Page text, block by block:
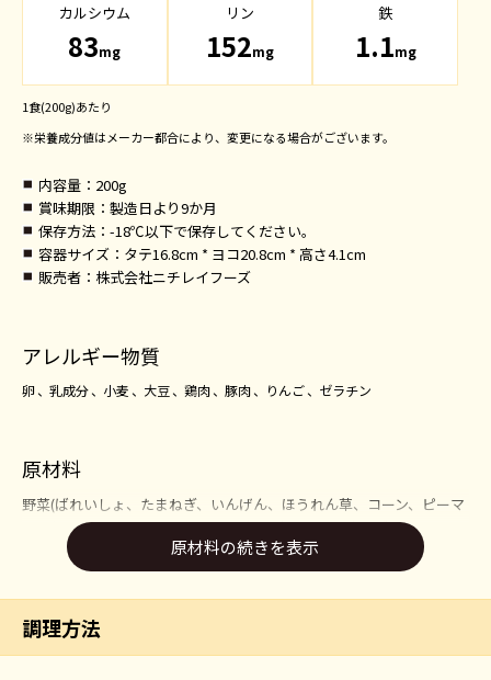
カルシウム
83mg
リン
152mg
鉄
1.1mg
1食(200g)あたり
※栄養成分値はメーカー都合により、変更になる場合がございます。
内容量 ：200g
賞味期限 ：製造日より9か月
保存方法 ：-18℃以下で保存してください。
容器サイズ ：タテ16.8cm * ヨコ20.8cm * 高さ4.1cm
販売者 ：株式会社ニチレイフーズ
アレルギー物質
卵 乳成分 小麦 大豆 鶏肉 豚肉 りんご ゼラチン
原材料
野菜(ばれいしょ、たまねぎ、いんげん、ほうれん草、コーン、ピーマ
ン、セロリ)、すけとうだら(アメリカ)、大豆、マヨネーズ風ドレッシ
ング、鶏卵加工品、トマト・ピューレーづけ、植物油脂、小麦粉、ベ
ーコン、まぐろ油漬け、生クリーム、トマトペースト、食塩、マーガ
リン、しょうゆ、砂糖、にんにくペースト、香辛料、チキンエキスパ
ウダー、酵母エキスパウダー/増粘剤(加工でん粉、増粘多糖類)、加工
でん粉、調味料(アミノ酸等)、クエン酸Na、グルコン酸Na、炭酸K、
原材料の続きを表示
調理方法